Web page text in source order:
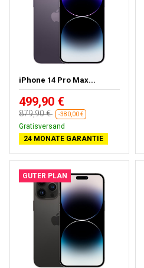
iPhone 14 Pro Max...
499,90 €
879,90 € -380,00 €
Kostenloses Geschenk
24 MONATE GARANTIE
GUTER PLAN